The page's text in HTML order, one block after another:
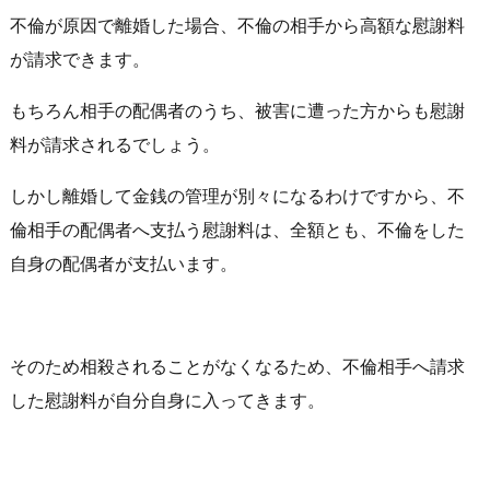
不倫が原因で離婚した場合、不倫の相手から高額な慰謝料
が請求できます。
もちろん相手の配偶者のうち、被害に遭った方からも慰謝
料が請求されるでしょう。
しかし離婚して金銭の管理が別々になるわけですから、不
倫相手の配偶者へ支払う慰謝料は、全額とも、不倫をした
自身の配偶者が支払います。
そのため相殺されることがなくなるため、不倫相手へ請求
した慰謝料が自分自身に入ってきます。